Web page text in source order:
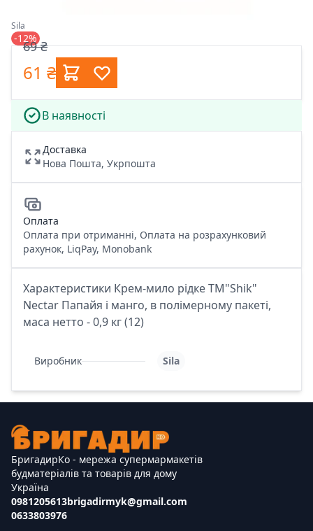
Sila
-12%
69 ₴
61 ₴
В наявності
Доставка
Нова Пошта, Укрпошта
Оплата
Оплата при отриманні, Оплата на розрахунковий
рахунок, LiqPay, Monobank
Характеристики Крем-мило рідке ТМ"Shik"
Nectar Папайя і манго, в полімерному пакеті,
маса нетто - 0,9 кг (12)
Виробник Sila
БригадирКо - мережа супермармакетів
будматеріалів та товарів для дому
Україна
0981205613
0633803976
brigadirmyk@gmail.com